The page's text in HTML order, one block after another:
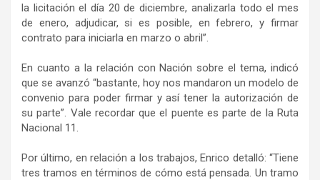
la licitación el día 20 de diciembre, analizarla todo el mes
de enero, adjudicar, si es posible, en febrero, y firmar
contrato para iniciarla en marzo o abril”.
En cuanto a la relación con Nación sobre el tema, indicó
que se avanzó “bastante, hoy nos mandaron un modelo de
convenio para poder firmar y así tener la autorización de
su parte”. Vale recordar que el puente es parte de la Ruta
Nacional 11.
Por último, en relación a los trabajos, Enrico detalló: “Tiene
tres tramos en términos de cómo está pensada. Un tramo